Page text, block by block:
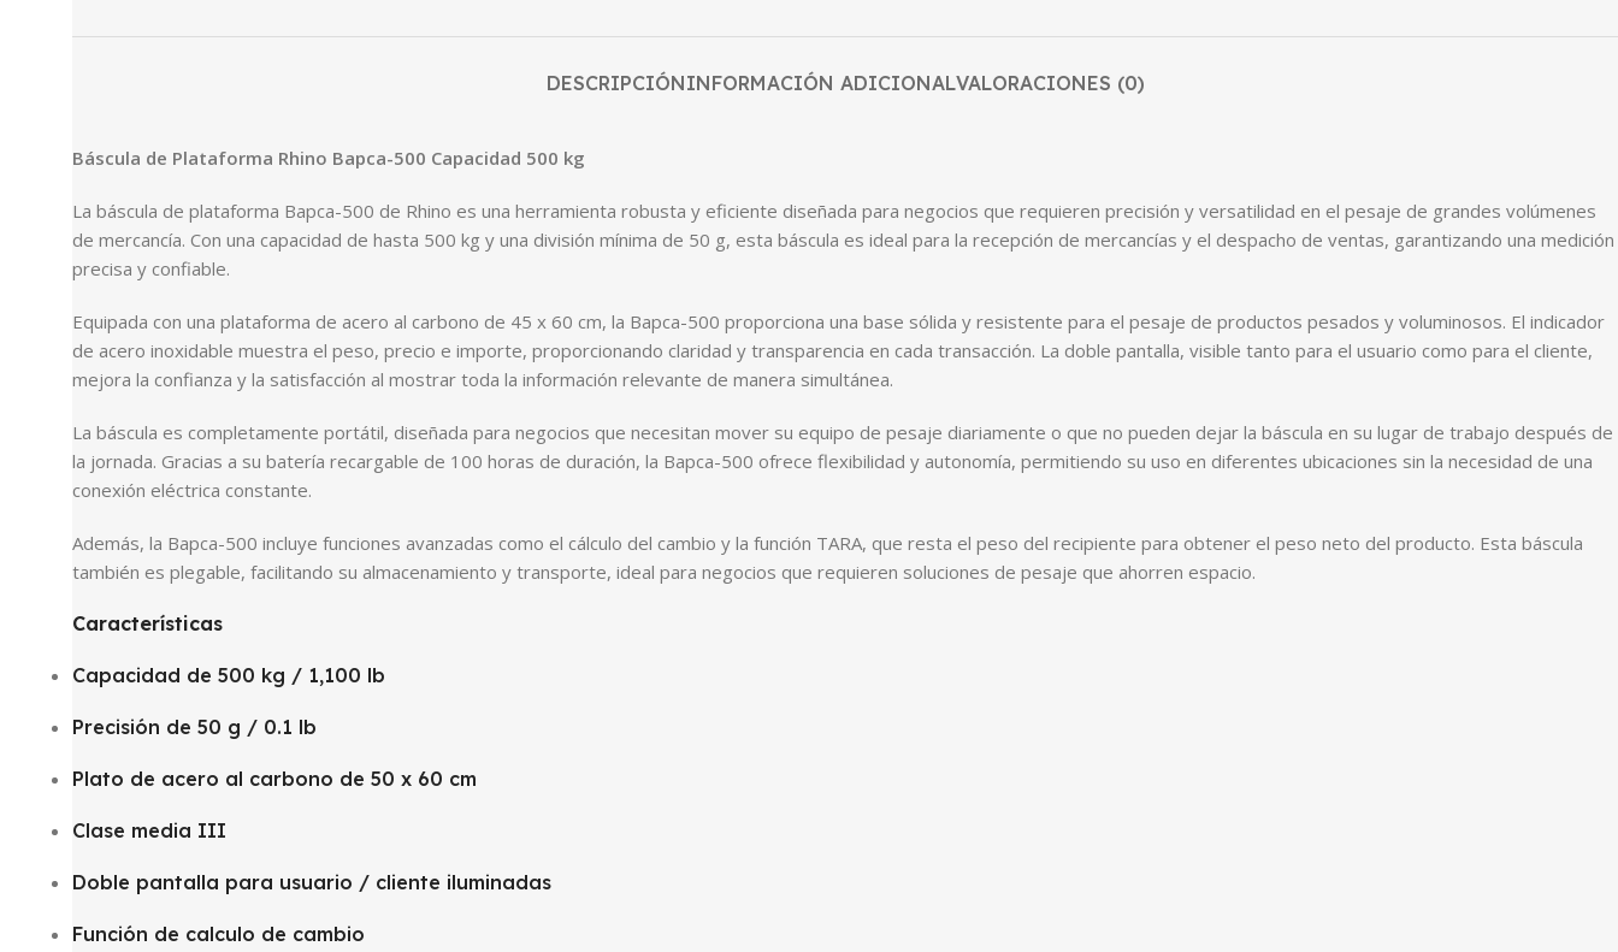
DESCRIPCIÓNINFORMACIÓN ADICIONALVALORACIONES (0)
Báscula de Plataforma Rhino Bapca-500 Capacidad 500 kg
La báscula de plataforma Bapca-500 de Rhino es una herramienta robusta y eficiente diseñada para negocios que requieren precisión y versatilidad en el pesaje de grandes volúmenes
de mercancía. Con una capacidad de hasta 500 kg y una división mínima de 50 g, esta báscula es ideal para la recepción de mercancías y el despacho de ventas, garantizando una medición
precisa y confiable.
Equipada con una plataforma de acero al carbono de 45 x 60 cm, la Bapca-500 proporciona una base sólida y resistente para el pesaje de productos pesados y voluminosos. El indicador
de acero inoxidable muestra el peso, precio e importe, proporcionando claridad y transparencia en cada transacción. La doble pantalla, visible tanto para el usuario como para el cliente,
mejora la confianza y la satisfacción al mostrar toda la información relevante de manera simultánea.
La báscula es completamente portátil, diseñada para negocios que necesitan mover su equipo de pesaje diariamente o que no pueden dejar la báscula en su lugar de trabajo después de
la jornada. Gracias a su batería recargable de 100 horas de duración, la Bapca-500 ofrece flexibilidad y autonomía, permitiendo su uso en diferentes ubicaciones sin la necesidad de una
conexión eléctrica constante.
Además, la Bapca-500 incluye funciones avanzadas como el cálculo del cambio y la función TARA, que resta el peso del recipiente para obtener el peso neto del producto. Esta báscula
también es plegable, facilitando su almacenamiento y transporte, ideal para negocios que requieren soluciones de pesaje que ahorren espacio.
Características
Capacidad de 500 kg / 1,100 lb
Precisión de 50 g / 0.1 lb
Plato de acero al carbono de 50 x 60 cm
Clase media III
Doble pantalla para usuario / cliente iluminadas
Función de calculo de cambio